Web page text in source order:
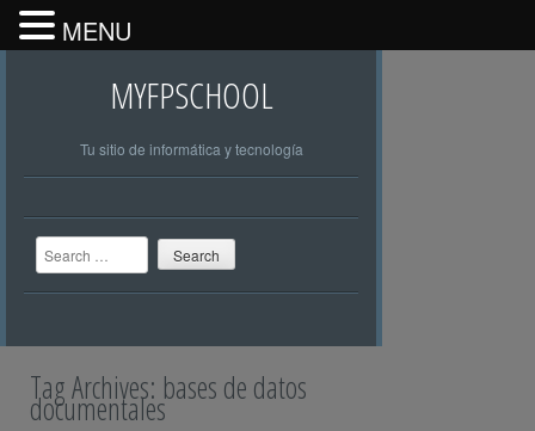
MYFPSCHOOL
Tu sitio de informática y tecnología
Search
Tag Archives: bases de datos
documentales
MENU